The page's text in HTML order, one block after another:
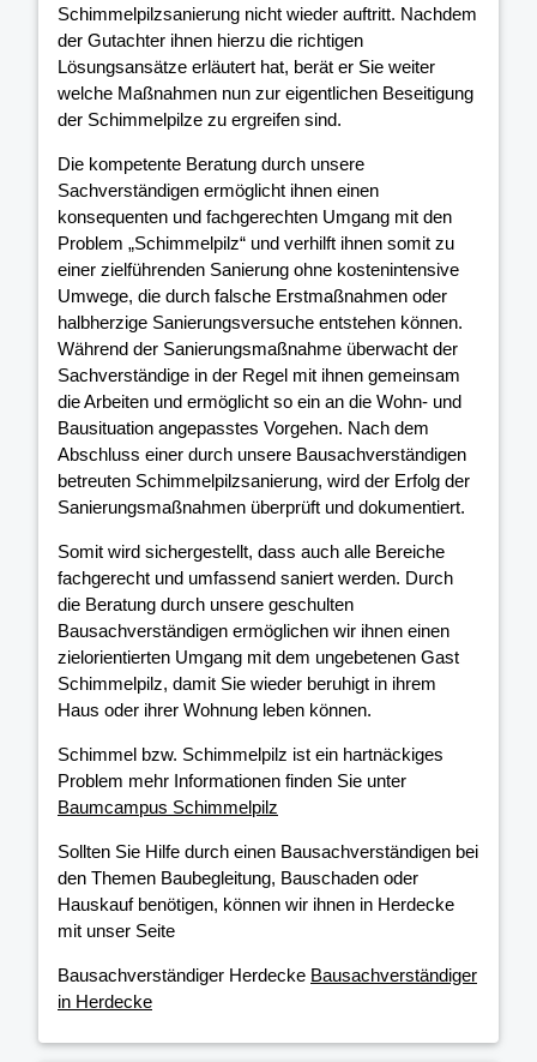
Schimmelpilzsanierung nicht wieder auftritt. Nachdem
der Gutachter ihnen hierzu die richtigen
Lösungsansätze erläutert hat, berät er Sie weiter
welche Maßnahmen nun zur eigentlichen Beseitigung
der Schimmelpilze zu ergreifen sind.
Die kompetente Beratung durch unsere
Sachverständigen ermöglicht ihnen einen
konsequenten und fachgerechten Umgang mit den
Problem „Schimmelpilz“ und verhilft ihnen somit zu
einer zielführenden Sanierung ohne kostenintensive
Umwege, die durch falsche Erstmaßnahmen oder
halbherzige Sanierungsversuche entstehen können.
Während der Sanierungsmaßnahme überwacht der
Sachverständige in der Regel mit ihnen gemeinsam
die Arbeiten und ermöglicht so ein an die Wohn- und
Bausituation angepasstes Vorgehen. Nach dem
Abschluss einer durch unsere Bausachverständigen
betreuten Schimmelpilzsanierung, wird der Erfolg der
Sanierungsmaßnahmen überprüft und dokumentiert.
Somit wird sichergestellt, dass auch alle Bereiche
fachgerecht und umfassend saniert werden. Durch
die Beratung durch unsere geschulten
Bausachverständigen ermöglichen wir ihnen einen
zielorientierten Umgang mit dem ungebetenen Gast
Schimmelpilz, damit Sie wieder beruhigt in ihrem
Haus oder ihrer Wohnung leben können.
Schimmel bzw. Schimmelpilz ist ein hartnäckiges
Problem mehr Informationen finden Sie unter
Baumcampus Schimmelpilz
Sollten Sie Hilfe durch einen Bausachverständigen bei
den Themen Baubegleitung, Bauschaden oder
Hauskauf benötigen, können wir ihnen in Herdecke
mit unser Seite
Bausachverständiger Herdecke Bausachverständiger
in Herdecke